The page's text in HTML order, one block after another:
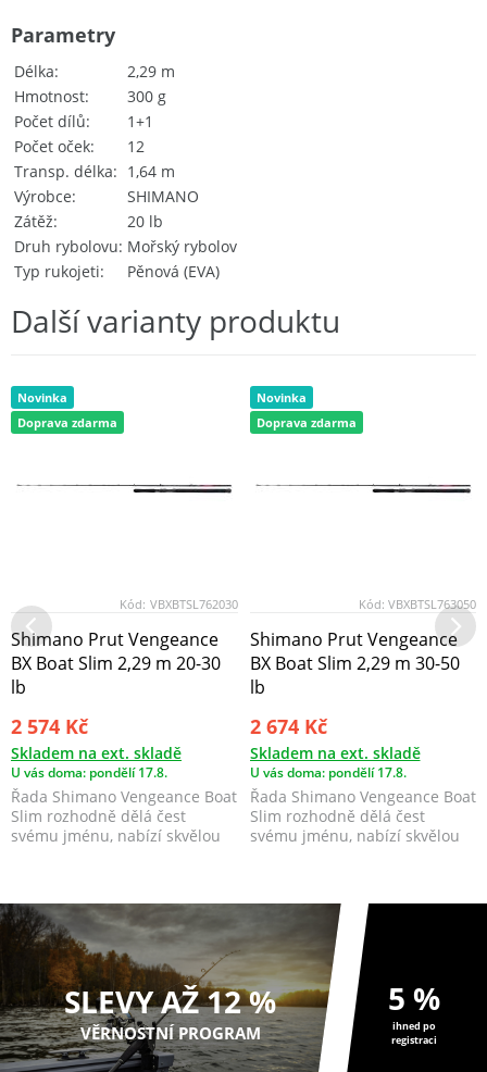
Délka
2,29 m
Hmotnost
300 g
Počet dílů
1+1
Počet oček
12
Transp. délka
1,64 m
Výrobce
SHIMANO
Zátěž
20 lb
Druh rybolovu Mořský rybolov
Typ rukojeti
Pěnová (EVA)
Parametry
Další varianty produktu
Novinka
Doprava zdarma
Kód: VBXBTSL762030
Shimano Prut Vengeance
BX Boat Slim 2,29 m 20-30
lb
2 574 Kč
Skladem na ext. skladě
U vás doma: pondělí 17.8.
Řada Shimano Vengeance Boat
Slim rozhodně dělá čest
svému jménu, nabízí skvělou
Novinka
Doprava zdarma
Kód: VBXBTSL763050
Shimano Prut Vengeance
BX Boat Slim 2,29 m 30-50
lb
2 674 Kč
Skladem na ext. skladě
U vás doma: pondělí 17.8.
Řada Shimano Vengeance Boat
Slim rozhodně dělá čest
svému jménu, nabízí skvělou
SLEVY AŽ 12 %
VĚRNOSTNÍ PROGRAM
5 %
ihned po
registraci